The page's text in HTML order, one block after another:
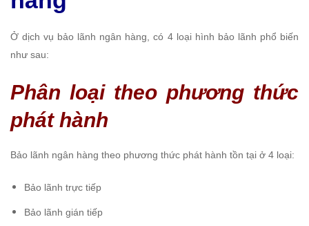
Ở dịch vụ bảo lãnh ngân hàng, có 4 loại hình bảo lãnh phổ biến
như sau:
Phân loại theo phương thức
phát hành
Bảo lãnh ngân hàng theo phương thức phát hành tồn tại ở 4 loại:
Bảo lãnh trực tiếp
Bảo lãnh gián tiếp